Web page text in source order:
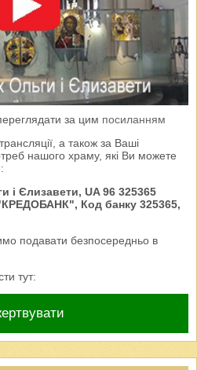
за цим посиланням
а також за Ваші
нашого храму, які Ви можете
і Єлизавети, UA 96 325365
Код банку 325365,
подавати безпосередньо в
тут: